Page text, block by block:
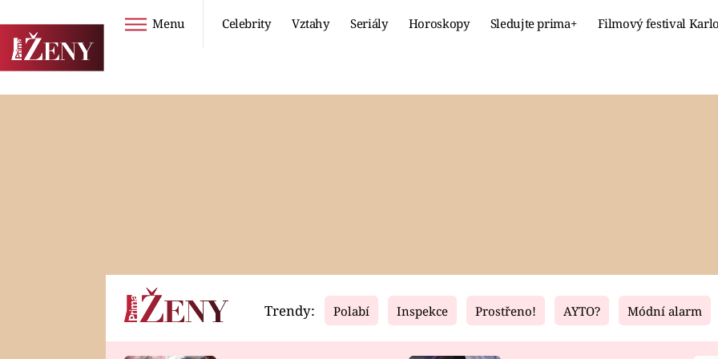
Menu Celebrity Vztahy Seriály Horoskopy Sledujte prima+ Filmový festival
Horoskopy Video Fresh Living
Trendy: Polabí Inspekce Prostřeno! AYTO? Módní alarm